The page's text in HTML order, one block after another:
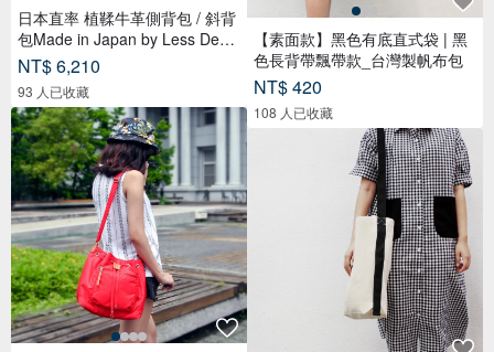
日本直率 植鞣牛革側背包 / 斜背
包Made in Japan by Less Desig
n
NT$ 6,210
93 人已收藏
【素面款】黑色有底直式袋 | 黑
色長背帶飄帶款_台灣製帆布包
NT$ 420
108 人已收藏